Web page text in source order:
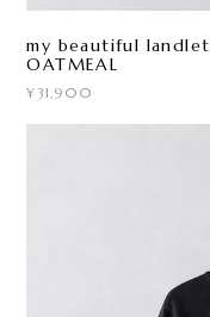
my beautiful landlet
OATMEAL
¥31,900